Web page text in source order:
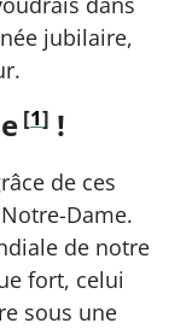
jubilaire,
[1] !
de ces
Dame.
de notre
fort, celui
sous une